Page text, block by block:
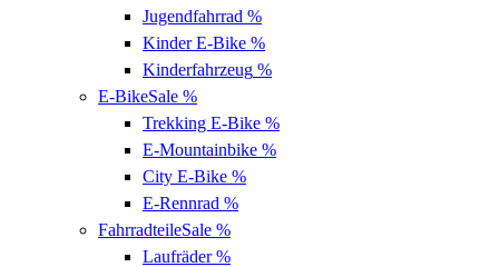
Jugendfahrrad %
Kinder E-Bike %
Kinderfahrzeug %
E-BikeSale %
Trekking E-Bike %
E-Mountainbike %
City E-Bike %
E-Rennrad %
FahrradteileSale %
Laufräder%